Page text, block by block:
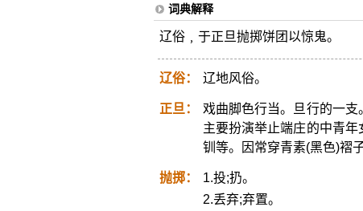
词典解释
辽俗﹐于正旦抛掷饼团以惊鬼。
辽俗： 辽地风俗。
正旦：
戏曲脚色行当。旦行的一支
主要扮演举止端庄的中青
钏等。因常穿青素(黑色)褶子
抛掷：
1.投;扔。
2.丢弃;弃置。